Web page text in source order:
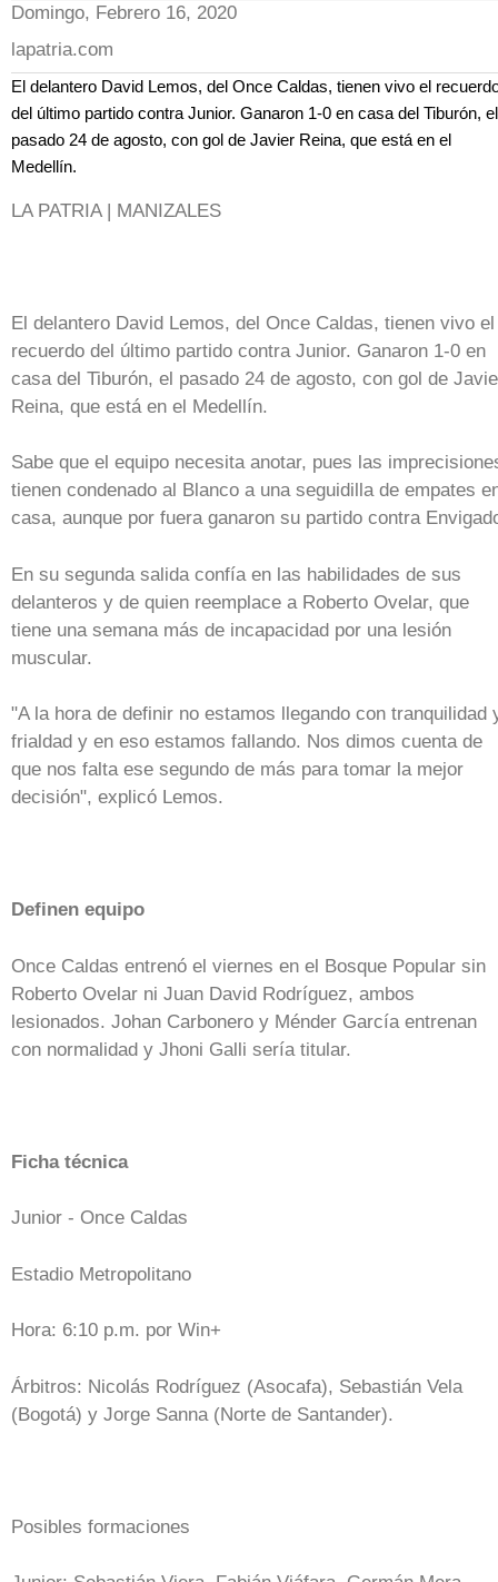
Domingo, Febrero 16, 2020
lapatria.com
El delantero David Lemos, del Once Caldas, tienen vivo el
del último partido contra Junior. Ganaron 1-0 en casa del Tiburón, el
pasado 24 de agosto, con gol de Javier Reina, que está en el
Medellín.
LA PATRIA | MANIZALES
El delantero David Lemos, del Once Caldas, tienen vivo el
recuerdo del último partido contra Junior. Ganaron 1-0 en
casa del Tiburón, el pasado 24 de agosto, con gol de
Reina, que está en el Medellín.
Sabe que el equipo necesita anotar, pues las
tienen condenado al Blanco a una seguidilla de empates
casa, aunque por fuera ganaron su partido contra
En su segunda salida confía en las habilidades de sus
delanteros y de quien reemplace a Roberto Ovelar, que
tiene una semana más de incapacidad por una lesión
muscular.
"A la hora de definir no estamos llegando con tranquilidad
frialdad y en eso estamos fallando. Nos dimos cuenta de
que nos falta ese segundo de más para tomar la mejor
decisión", explicó Lemos.
Definen equipo
Once Caldas entrenó el viernes en el Bosque Popular sin
Roberto Ovelar ni Juan David Rodríguez, ambos
lesionados. Johan Carbonero y Ménder García entrenan
con normalidad y Jhoni Galli sería titular.
Ficha técnica
Junior - Once Caldas
Estadio Metropolitano
Hora: 6:10 p.m. por Win+
Árbitros: Nicolás Rodríguez (Asocafa), Sebastián Vela
(Bogotá) y Jorge Sanna (Norte de Santander).
Posibles formaciones